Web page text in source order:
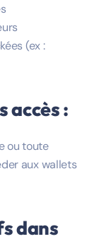
(ex :
accès :
ou toute
aux wallets
dans